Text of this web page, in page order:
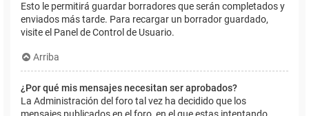
Esto le permitirá guardar borradores que serán completados y
enviados más tarde. Para recargar un borrador guardado,
visite el Panel de Control de Usuario.
Arriba
¿Por qué mis mensajes necesitan ser aprobados?
La Administración del foro tal vez ha decidido que los